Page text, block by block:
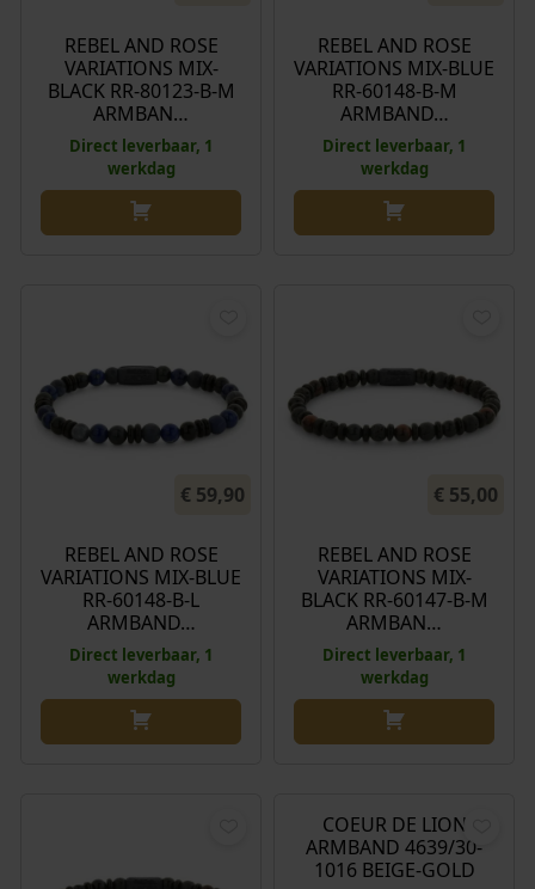
REBEL AND ROSE
VARIATIONS MIX-
BLACK RR-80123-B-M
ARMBAN…
Direct leverbaar, 1
werkdag
REBEL AND ROSE
VARIATIONS MIX-BLUE
RR-60148-B-M
ARMBAND…
Direct leverbaar, 1
werkdag
€ 59,90
REBEL AND ROSE
VARIATIONS MIX-BLUE
RR-60148-B-L
ARMBAND…
Direct leverbaar, 1
werkdag
€ 55,00
REBEL AND ROSE
VARIATIONS MIX-
BLACK RR-60147-B-M
ARMBAN…
Direct leverbaar, 1
werkdag
COEUR DE LION
ARMBAND 4639/30-
1016 BEIGE-GOLD